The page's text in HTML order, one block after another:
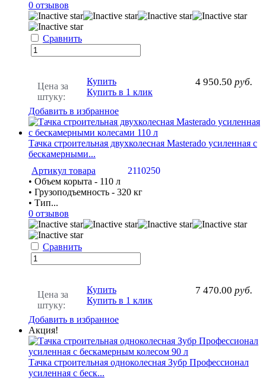
0 отзывов
Сравнить
Цена за
штуку:
4 950.50 руб.
Купить
Купить в 1 клик
Добавить в избранное
Тачка строительная двухколесная Masterado усиленная с
бескамерными...
Артикул товара
2110250
• Объем корыта - 110 л
• Грузоподъемность - 320 кг
• Тип...
0 отзывов
Сравнить
Цена за
штуку:
7 470.00 руб.
Купить
Купить в 1 клик
Добавить в избранное
Акция!
Тачка строительная одноколесная Зубр Профессионал
усиленная с беск...